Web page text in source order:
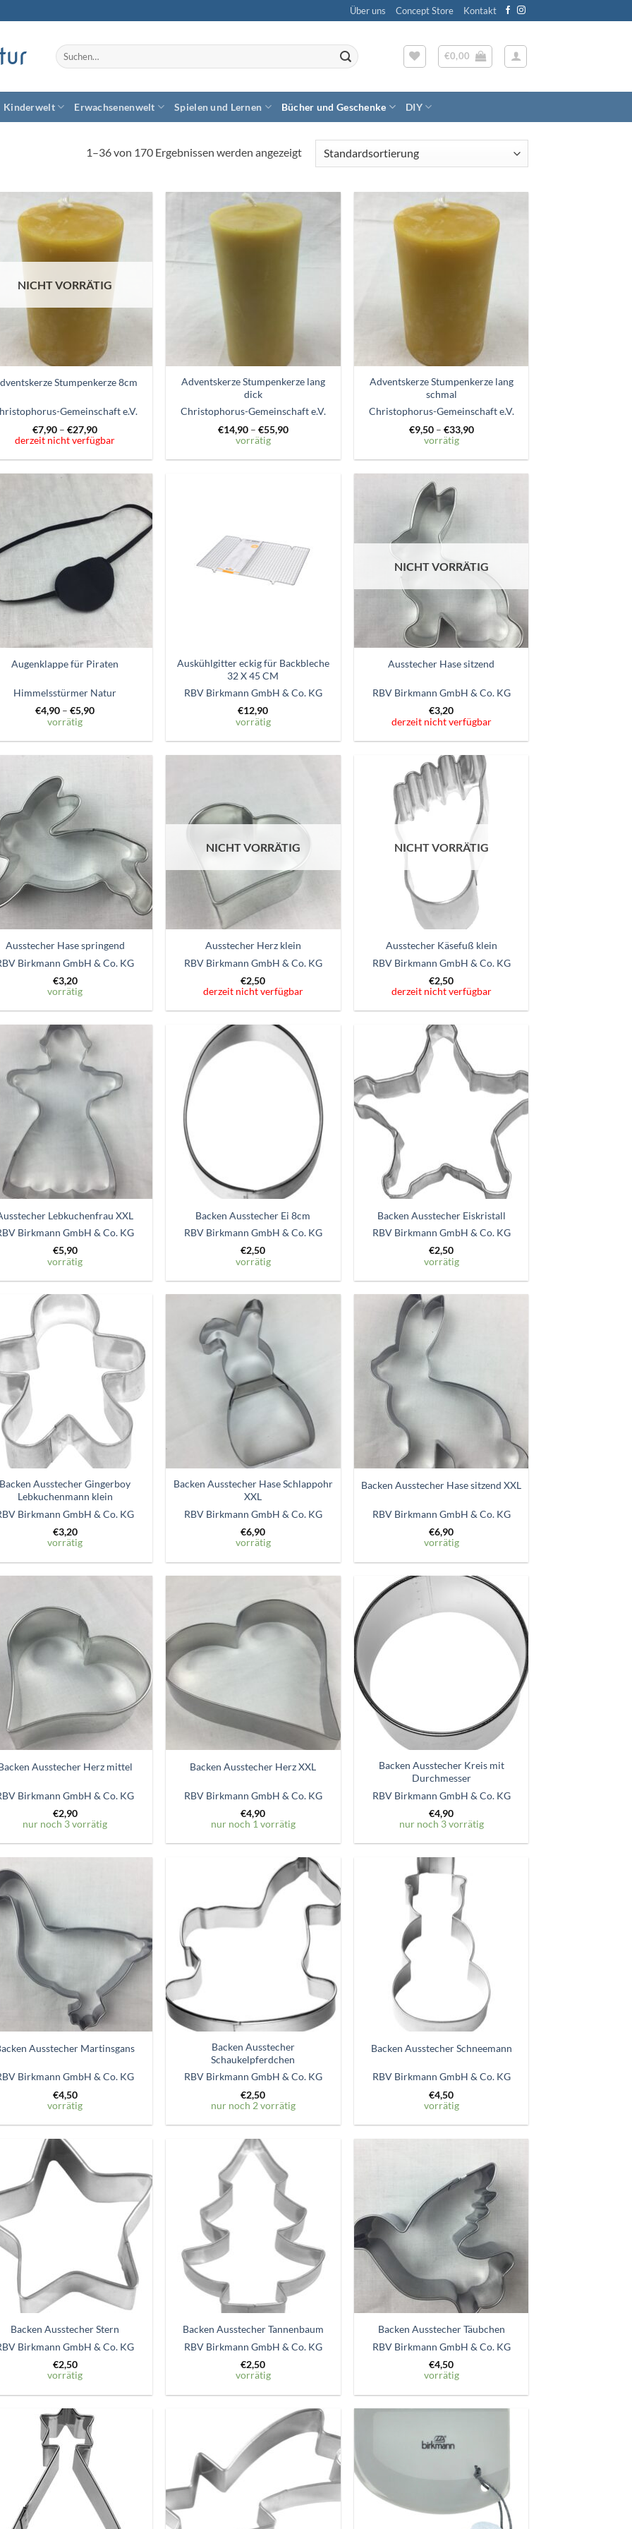
Über uns Concept Store Kontakt
Suchen
nach:
€0,00
Kinderwelt Erwachsenenwelt Spielen und Lernen Bücher und Geschenke DIY
1–36 von 170 Ergebnissen werden angezeigt
Zum
Wunschzettel
hinzufügen
NICHT VORRÄTIG
Stumpenkerze 8cm
Gemeinschaft e.V.
€7,90 –€27,90
derzeit nicht verfügbar
Zum
hinzufügen
Adventskerze Stumpenkerze lang
dick
Christophorus-Gemeinschaft e.V.
€14,90– €55,90
vorrätig
Zum
Wunschzettel
hinzufügen
Adventskerze Stumpenkerze lang
schmal
Christophorus-Gemeinschaft e.V.
€9,50– €33,90
vorrätig
Zum
Wunschzettel
hinzufügen
Augenklappe für Piraten
Himmelsstürmer Natur
€4,90 –€5,90
vorrätig
Auskühlgitter eckig für Backbleche
32 X 45 CM
RBV Birkmann GmbH & Co. KG
€12,90
vorrätig
NICHT VORRÄTIG
Ausstecher Hase sitzend
RBV Birkmann GmbH & Co. KG
€3,20
derzeit nicht verfügbar
Ausstecher Hase springend
Birkmann GmbH & Co. KG
€3,20
vorrätig
hinzufügen
NICHT VORRÄTIG
Ausstecher Herz klein
RBV Birkmann GmbH & Co. KG
€2,50
derzeit nicht verfügbar
hinzufügen
NICHT VORRÄTIG
Ausstecher Käsefuß klein
RBV Birkmann GmbH & Co. KG
€2,50
derzeit nicht verfügbar
Wunschzettel
hinzufügen
Lebkuchenfrau XXL
Birkmann GmbH & Co. KG
€5,90
vorrätig
Zum
Wunschzettel
hinzufügen
Backen Ausstecher Ei 8cm
RBV Birkmann GmbH & Co. KG
€2,50
vorrätig
Wunschzettel
hinzufügen
Backen Ausstecher Eiskristall
RBV Birkmann GmbH & Co. KG
€2,50
vorrätig
Zum
Wunschzettel
hinzufügen
Backen Ausstecher Gingerboy
Lebkuchenmann klein
Birkmann GmbH & Co. KG
€3,20
vorrätig
Backen Ausstecher Hase Schlappohr
XXL
RBV Birkmann GmbH & Co. KG
€6,90
vorrätig
Backen Ausstecher Hase sitzend XXL
RBV Birkmann GmbH & Co. KG
€6,90
vorrätig
hinzufügen
Ausstecher Herz mittel
Birkmann GmbH & Co. KG
€2,90
nur noch 3 vorrätig
Zum
Wunschzettel
hinzufügen
Backen Ausstecher Herz XXL
RBV Birkmann GmbH & Co. KG
€4,90
nur noch 1 vorrätig
Wunschzettel
hinzufügen
Backen Ausstecher Kreis mit
Durchmesser
RBV Birkmann GmbH & Co. KG
€4,90
nur noch 3 vorrätig
Ausstecher Martinsgans
Birkmann GmbH & Co. KG
€4,50
vorrätig
Wunschzettel
hinzufügen
Backen Ausstecher
Schaukelpferdchen
RBV Birkmann GmbH & Co. KG
€2,50
nur noch 2 vorrätig
Backen Ausstecher Schneemann
RBV Birkmann GmbH & Co. KG
€4,50
vorrätig
Zum
Backen Ausstecher Stern
Birkmann GmbH & Co. KG
€2,50
vorrätig
Wunschzettel
hinzufügen
Backen Ausstecher Tannenbaum
RBV Birkmann GmbH & Co. KG
€2,50
vorrätig
Zum
Wunschzettel
hinzufügen
Backen Ausstecher Täubchen
RBV Birkmann GmbH & Co. KG
€4,50
vorrätig
Wunschzettel
Wunschzettel
hinzufügen